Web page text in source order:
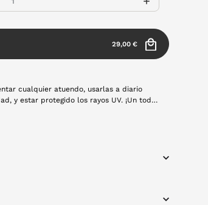
29,00 €
cualquier atuendo, usarlas a diario
los rayos UV. ¡Un todo
tuyas. Disponibles con montura de pasta